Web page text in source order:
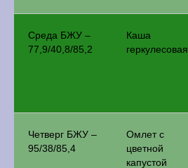
Среда БЖУ –
77,9/40,8/85,2
Каша
геркулесовая
Четверг БЖУ –
95/38/85,4
Омлет с
цветной
капустой